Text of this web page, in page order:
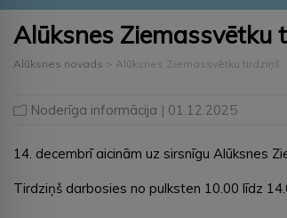
Alūksnes Ziemassvētku
Alūksnes novads > Alūksnes Ziemassvētku tirdziņš
Noderīga informācija | 01.12.2025
14. decembrī aicinām uz sirsnīgu Alūksnes
Tirdziņš darbosies no pulksten 10.00 līdz